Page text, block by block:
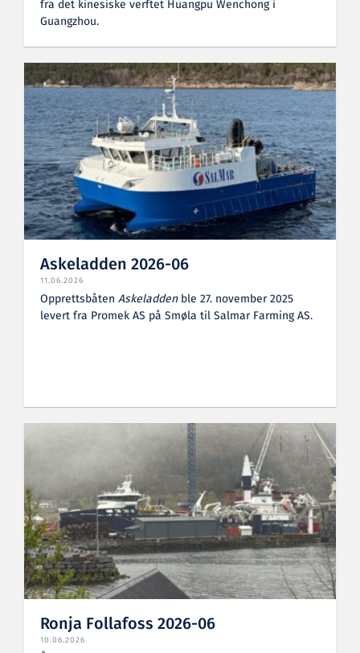
fra det kinesiske verftet Huangpu Wenchong i
Guangzhou.
Askeladden 2026-06
11.06.2026
Opprettsbåten Askeladdenble 27. november 2025
levert fra Promek AS på Smøla til Salmar Farming AS.
Ronja Follafoss 2026-06
10.06.2026